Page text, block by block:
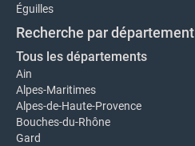
Éguilles
Recherche par département
Tous les départements
Ain
Alpes-Maritimes
Alpes-de-Haute-Provence
Bouches-du-Rhône
Gard